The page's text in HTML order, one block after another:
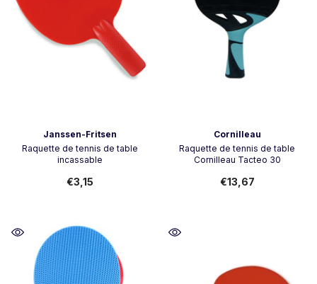
Vendeur:Janssen-Fritsen
Raquette de tennis de table
incassable
€3,15
Cornilleau
Raquette de tennis de table
Cornilleau Tacteo 30
€13,67